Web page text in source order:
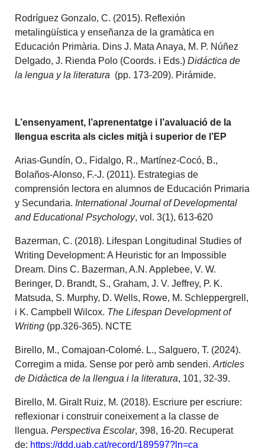
Rodríguez Gonzalo, C. (2015). Reflexión
metalingüística y enseñanza de la gramàtica en
Educación Primària. Dins J. Mata Anaya, M. P. Núñez
Delgado, J. Rienda Polo (Coords. i Eds.)Didáctica de
la lengua y la literatura (pp. 173-209). Pirámide.
L’ensenyament, l’aprenentatge i l’avaluació de la
llengua escrita als cicles mitjà i superior de l’EP
Arias-Gundín, O., Fidalgo, R., Martínez-Cocó, B.,
Bolaños-Alonso, F.-J. (2011). Estrategias de
comprensión lectora en alumnos de Educación Primaria
y Secundaria. International Journal of Developmental
and Educational Psychology, vol. 3(1), 613-620
Bazerman, C. (2018). Lifespan Longitudinal Studies of
Writing Development: A Heuristic for an Impossible
Dream. Dins C. Bazerman, A.N. Applebee, V. W.
Beringer, D. Brandt, S., Graham, J. V. Jeffrey, P. K.
Matsuda, S. Murphy, D. Wells, Rowe, M. Schleppergrell,
i K. Campbell Wilcox. The Lifespan Development of
Writing (pp.326-365). NCTE
Birello, M., Comajoan-Colomé. L., Salguero, T. (2024).
Corregim a mida. Sense por però amb senderi.Articles
de Didàctica de la llengua i la literatura, 101, 32-39.
Birello, M. Giralt Ruiz, M. (2018). Escriure per escriure:
reflexionar i construir coneixement a la classe de
llengua.Perspectiva Escolar, 398, 16-20. Recuperat
de: https://ddd.uab.cat/record/189597?ln=ca